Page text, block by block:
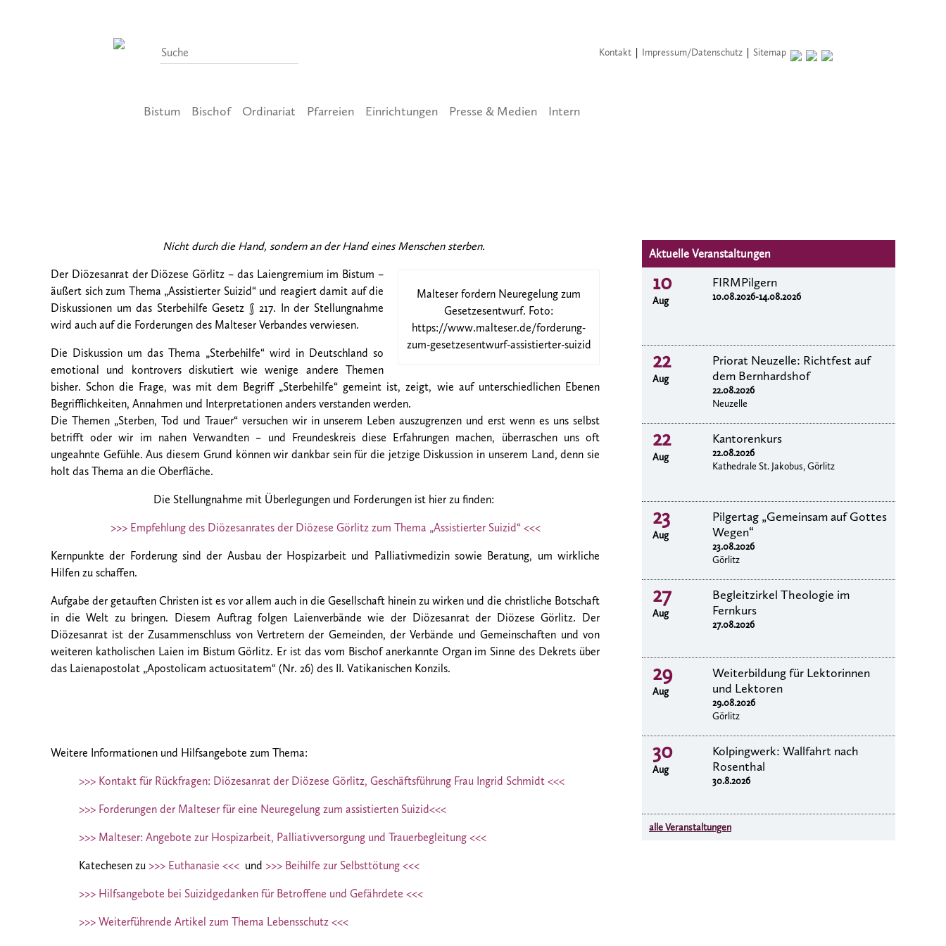
Kontakt Impressum/Datenschutz Sitemap
Bistum Bischof Ordinariat Pfarreien Einrichtungen Presse & Medien Intern
Nicht durch die Hand, sondern an der Hand eines Menschen sterben.
Malteser fordern Neuregelung zum
Gesetzesentwurf. Foto:
https://www.malteser.de/forderung-
zum-gesetzesentwurf-assistierter-suizid
Der Diözesanrat der Diözese Görlitz – das Laiengremium im Bistum –
äußert sich zum Thema „Assistierter Suizid“ und reagiert damit auf die
Diskussionen um das Sterbehilfe Gesetz § 217. In der Stellungnahme
wird auch auf die Forderungen des Malteser Verbandes verwiesen.
Die Diskussion um das Thema „Sterbehilfe“ wird in Deutschland so
emotional und kontrovers diskutiert wie wenige andere Themen
bisher. Schon die Frage, was mit dem Begriff „Sterbehilfe“ gemeint ist, zeigt, wie auf unterschiedlichen Ebenen
Begrifflichkeiten, Annahmen und Interpretationen anders verstanden werden.
Die Themen „Sterben, Tod und Trauer“ versuchen wir in unserem Leben auszugrenzen und erst wenn es uns selbst
betrifft oder wir im nahen Verwandten – und Freundeskreis diese Erfahrungen machen, überraschen uns oft
ungeahnte Gefühle. Aus diesem Grund können wir dankbar sein für die jetzige Diskussion in unserem Land, denn sie
holt das Thema an die Oberfläche.
Die Stellungnahme mit Überlegungen und Forderungen ist hier zu finden:
>>> Empfehlung des Diözesanrates der Diözese Görlitz zum Thema „Assistierter Suizid“ <<<
Kernpunkte der Forderung sind der Ausbau der Hospizarbeit und Palliativmedizin sowie Beratung, um wirkliche
Hilfen zu schaffen.
Aufgabe der getauften Christen ist es vor allem auch in die Gesellschaft hinein zu wirken und die christliche Botschaft
in die Welt zu bringen. Diesem Auftrag folgen Laienverbände wie der Diözesanrat der Diözese Görlitz. Der
Diözesanrat ist der Zusammenschluss von Vertretern der Gemeinden, der Verbände und Gemeinschaften und von
weiteren katholischen Laien im Bistum Görlitz. Er ist das vom Bischof anerkannte Organ im Sinne des Dekrets über
das Laienapostolat „Apostolicam actuositatem“ (Nr. 26) des II. Vatikanischen Konzils.
Weitere Informationen und Hilfsangebote zum Thema:
>>> Kontakt für Rückfragen: Diözesanrat der Diözese Görlitz, Geschäftsführung Frau Ingrid Schmidt <<<
>>> Forderungen der Malteser für eine Neuregelung zum assistierten Suizid<<<
>>> Malteser: Angebote zur Hospizarbeit, Palliativversorgung und Trauerbegleitung <<<
Katechesen zu >>> Euthanasie <<< und >>> Beihilfe zur Selbsttötung <<<
>>> Hilfsangebote bei Suizidgedanken für Betroffene und Gefährdete <<<
>>> Weiterführende Artikel zum Thema Lebensschutz <<<
Aktuelle Veranstaltungen
10
Aug
FIRMPilgern
10.08.2026-14.08.2026
22
Aug
Priorat Neuzelle: Richtfest auf
dem Bernhardshof
22.08.2026
Neuzelle
22
Aug
Kantorenkurs
22.08.2026
Kathedrale St. Jakobus, Görlitz
23
Aug
Pilgertag „Gemeinsam auf Gottes
Wegen“
23.08.2026
Görlitz
27
Aug
Begleitzirkel Theologie im
Fernkurs
27.08.2026
29
Aug
Weiterbildung für Lektorinnen
und Lektoren
29.08.2026
Görlitz
30
Aug
Kolpingwerk: Wallfahrt nach
Rosenthal
30.8.2026
alle Veranstaltungen